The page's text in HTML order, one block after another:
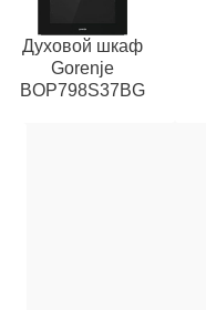
Духовой шкаф
Gorenje
BOP798S37BG